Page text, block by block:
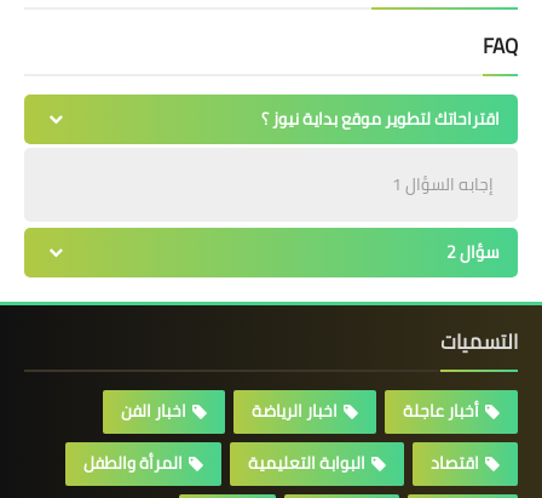
FAQ
اقتراحاتك لتطوير موقع بداية نيوز ؟
إجابه السؤال 1
سؤال 2
التسميات
أخبار عاجلة اخبار الرياضة
اخبار الفن
اقتصاد
البوابة التعليمية
المرأة والطفل